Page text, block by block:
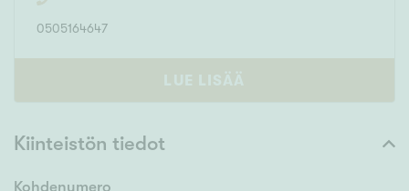
0505164647
LUE LISÄÄ
Kiinteistön tiedot
Kohdenumero